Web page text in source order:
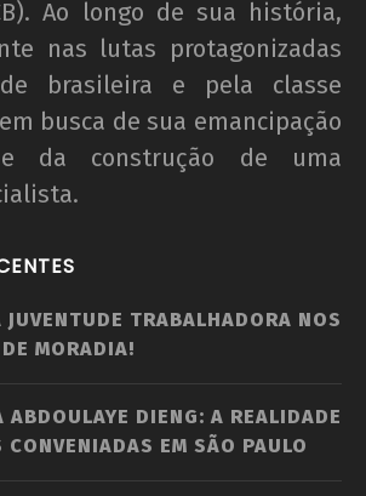
Ao longo de sua história,
nas lutas protagonizadas
brasileira e pela classe
busca de sua emancipação
da construção de uma
TRABALHADORA NOS
MORADIA!
ABDOULAYE DIENG: A REALIDADE
CONVENIADAS EM SÃO PAULO